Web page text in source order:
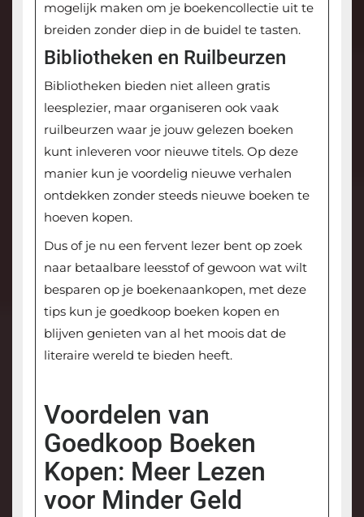
mogelijk maken om je boekencollectie uit te
breiden zonder diep in de buidel te tasten.
Bibliotheken en Ruilbeurzen
Bibliotheken bieden niet alleen gratis
leesplezier, maar organiseren ook vaak
ruilbeurzen waar je jouw gelezen boeken
kunt inleveren voor nieuwe titels. Op deze
manier kun je voordelig nieuwe verhalen
ontdekken zonder steeds nieuwe boeken te
hoeven kopen.
Dus of je nu een fervent lezer bent op zoek
naar betaalbare leesstof of gewoon wat wilt
besparen op je boekenaankopen, met deze
tips kun je goedkoop boeken kopen en
blijven genieten van al het moois dat de
literaire wereld te bieden heeft.
Voordelen van
Goedkoop Boeken
Kopen: Meer Lezen
voor Minder Geld